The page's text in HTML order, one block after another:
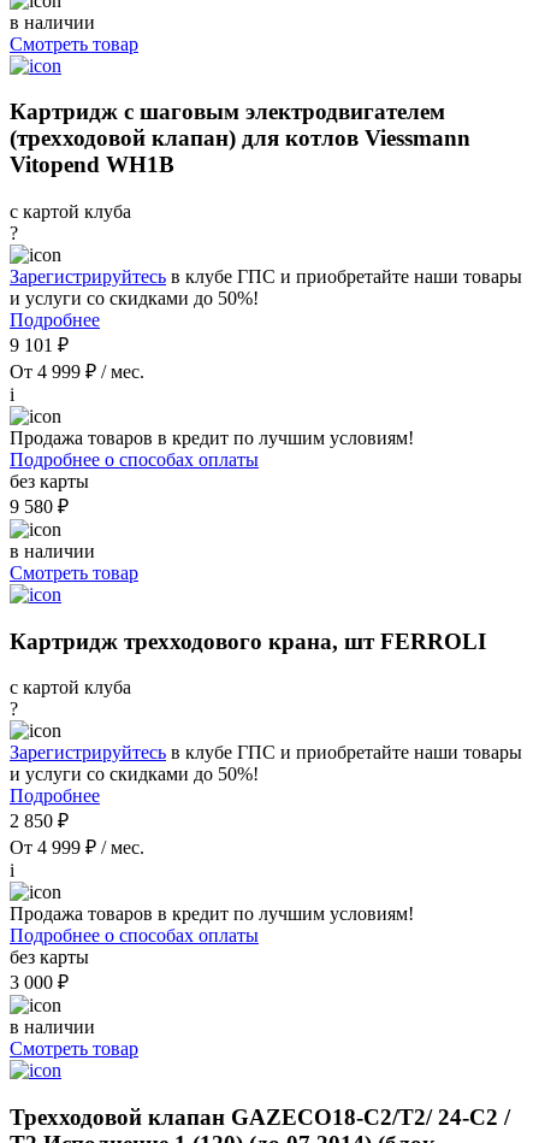
в наличии
Смотреть товар
Картридж с шаговым электродвигателем
(трехходовой клапан) для котлов Viessmann
Vitopend WH1B
с картой клуба
?
Зарегистрируйтесь в клубе ГПС и приобретайте наши товары
и услуги со скидками до 50%!
Подробнее
9 101 ₽
От 4 999 ₽ / мес.
i
Продажа товаров в кредит по лучшим условиям!
Подробнее о способах оплаты
без карты
9 580 ₽
в наличии
Смотреть товар
Картридж трехходового крана, шт FERROLI
с картой клуба
?
Зарегистрируйтесь в клубе ГПС и приобретайте наши товары
и услуги со скидками до 50%!
Подробнее
2 850 ₽
От 4 999 ₽ / мес.
i
Продажа товаров в кредит по лучшим условиям!
Подробнее о способах оплаты
без карты
3 000 ₽
в наличии
Смотреть товар
Трехходовой клапан GAZECO18-С2/Т2/ 24-С2 /